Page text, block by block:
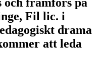
och framförs på
, Fil lic. i
drama
att leda